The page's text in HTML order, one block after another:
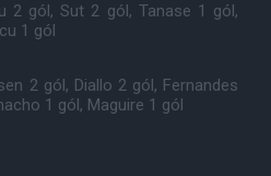
2 gól, Sut 2 gól, Tanase 1 gól,
1 gól
2 gól, Diallo 2 gól, Fernandes
1 gól, Maguire 1 gól